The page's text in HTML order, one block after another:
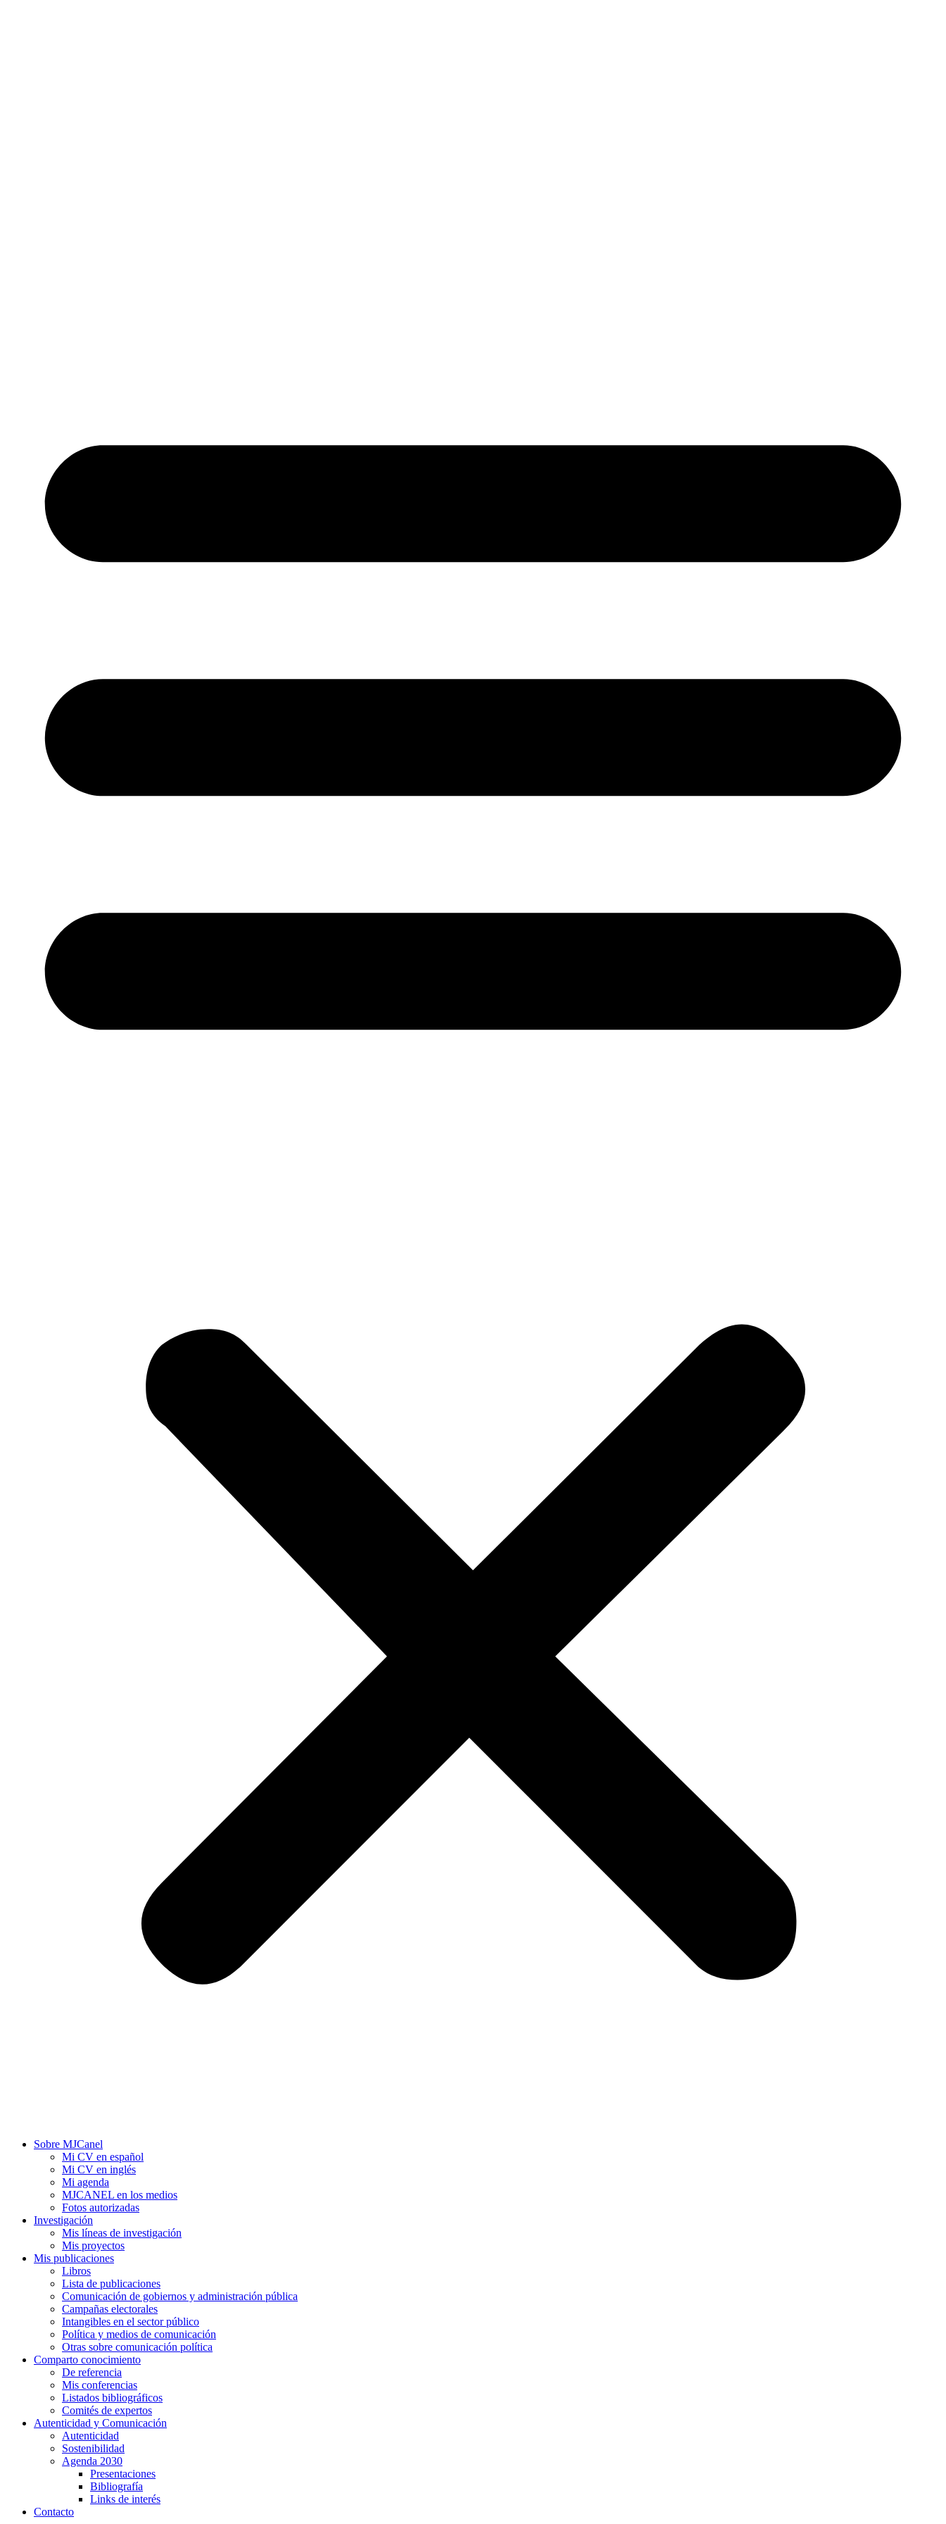
Sobre MJCanel
Mi CV en español
Mi CV en inglés
Mi agenda
MJCANEL en los medios
Fotos autorizadas
Investigación
Mis líneas de investigación
Mis proyectos
Mis publicaciones
Libros
Lista de publicaciones
Comunicación de gobiernos y administración pública
Campañas electorales
Intangibles en el sector público
Política y medios de comunicación
Otras sobre comunicación política
Comparto conocimiento
De referencia
Mis conferencias
Listados bibliográficos
Comités de expertos
Autenticidad y Comunicación
Autenticidad
Sostenibilidad
Agenda 2030
Presentaciones
Bibliografía
Links de interés
Contacto